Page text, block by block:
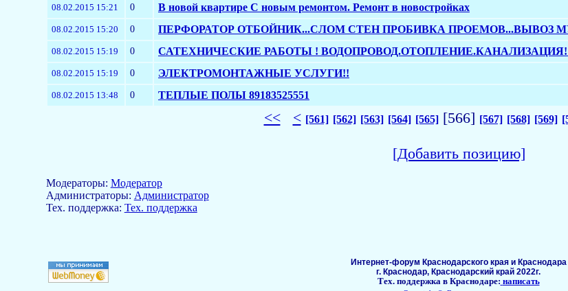
08.02.2015 15:21 0 В новой квартире С новым ремонтом. Ремонт в новостройках
08.02.2015 15:20 0 ПЕРФОРАТОР ОТБОЙНИК...СЛОМ СТЕН ПРОБИВКА ПРОЕМОВ...ВЫВОЗ
08.02.2015 15:19 0 САТЕХНИЧЕСКИЕ РАБОТЫ !
08.02.2015 15:19 0 ЭЛЕКТРОМОНТАЖНЫЕ УСЛУГИ!!
08.02.2015 13:48 0 ТЕПЛЫЕ ПОЛЫ 89183525551
<< < [561] [562] [563] [564] [565][566] [567] [568] [569]
[Добавить позицию]
Модераторы: Модератор
Aдминистраторы: Администратор
Тех. поддержка: Тех. поддержка
Интернет-форум Краснодарского края и Краснодара
г. Краснодар, Краснодарский край 2022г.
Тех. поддержка в Краснодаре: написать